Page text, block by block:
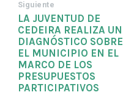
Siguiente
LA JUVENTUD DE
CEDEIRA REALIZA UN
DIAGNÓSTICO SOBRE
EL MUNICIPIO EN EL
MARCO DE LOS
PRESUPUESTOS
PARTICIPATIVOS